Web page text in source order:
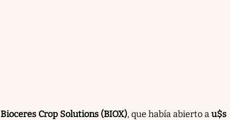
Bioceres Crop Solutions (BIOX), que había abierto au$s